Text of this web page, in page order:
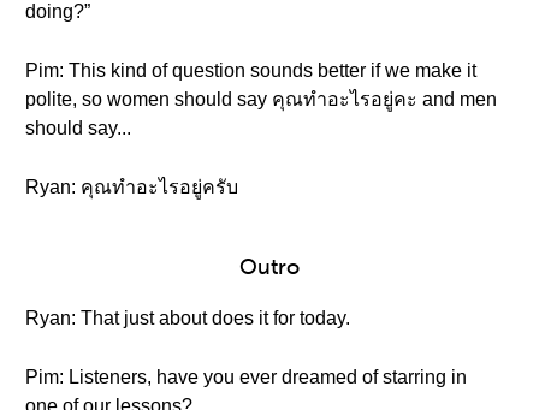
doing?”
Pim: This kind of question sounds better if we make it
polite, so women should say คุณทำอะไรอยู่คะ and men
should say...
Ryan: คุณทำอะไรอยู่ครับ
Outro
Ryan: That just about does it for today.
Pim: Listeners, have you ever dreamed of starring in
one of our lessons?